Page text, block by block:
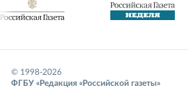
© 1998-2026
ФГБУ «Редакция «Российской газеты»